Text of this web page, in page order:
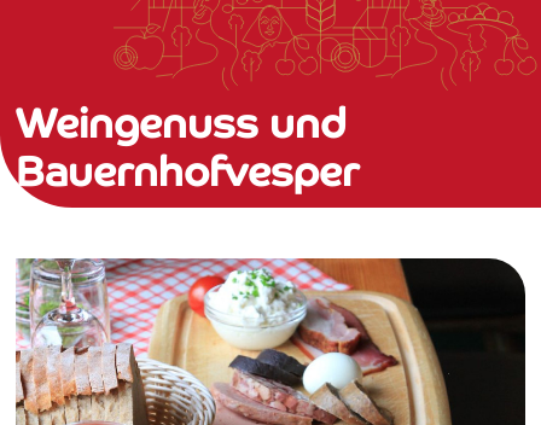
Weingenuss und
Bauernhofvesper